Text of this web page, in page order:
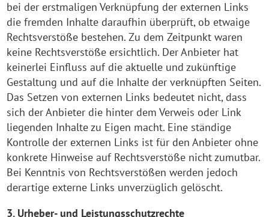
bei der erstmaligen Verknüpfung der externen Links
die fremden Inhalte daraufhin überprüft, ob etwaige
Rechtsverstöße bestehen. Zu dem Zeitpunkt waren
keine Rechtsverstöße ersichtlich. Der Anbieter hat
keinerlei Einfluss auf die aktuelle und zukünftige
Gestaltung und auf die Inhalte der verknüpften Seiten.
Das Setzen von externen Links bedeutet nicht, dass
sich der Anbieter die hinter dem Verweis oder Link
liegenden Inhalte zu Eigen macht. Eine ständige
Kontrolle der externen Links ist für den Anbieter ohne
konkrete Hinweise auf Rechtsverstöße nicht zumutbar.
Bei Kenntnis von Rechtsverstößen werden jedoch
derartige externe Links unverzüglich gelöscht.
3. Urheber- und Leistungsschutzrechte